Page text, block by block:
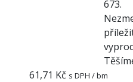
673.
61,71 Kč s DPH / bm